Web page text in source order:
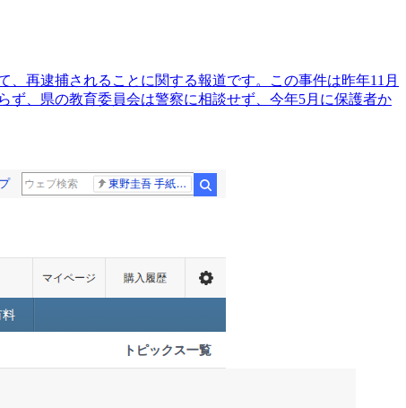
再逮捕されることに関する報道です。この事件は昨年11月
、県の教育委員会は警察に相談せず、今年5月に保護者か